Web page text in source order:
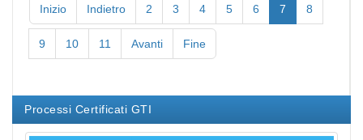
Inizio Indietro 2 3 4 5 6 7 8
9 10 11 Avanti Fine
Processi Certificati GTI